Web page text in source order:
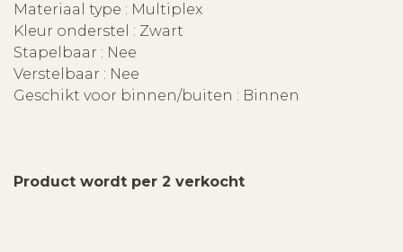
Materiaal type : Multiplex
Kleur onderstel : Zwart
Stapelbaar : Nee
Verstelbaar : Nee
Geschikt voor binnen/buiten : Binnen
Product wordt per 2 verkocht